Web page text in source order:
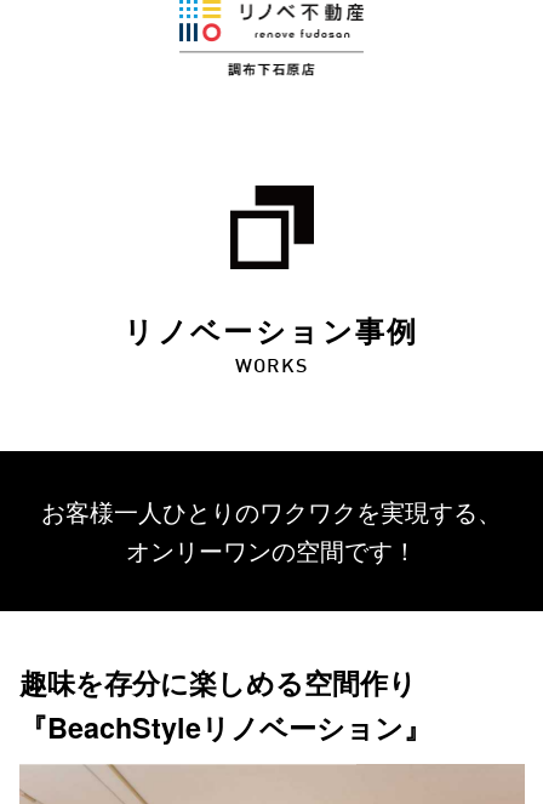
リノベーション事例
WORKS
お客様一人ひとりのワクワクを実現する、
オンリーワンの空間です！
趣味を存分に楽しめる空間作り
『BeachStyleリノベーション』